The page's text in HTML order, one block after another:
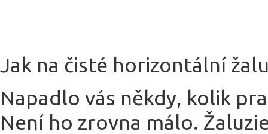
Jak na čisté horizontální
Napadlo vás někdy, kolik
Není ho zrovna málo.